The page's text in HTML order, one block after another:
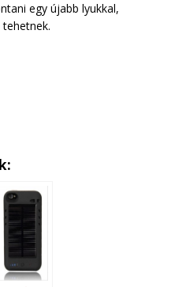
egy újabb lyukkal,